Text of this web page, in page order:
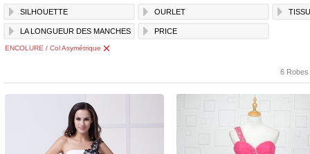
SILHOUETTE OURLET TISSU
LA LONGUEUR DES MANCHES PRICE
ENCOLURE / Col Asymétrique
6